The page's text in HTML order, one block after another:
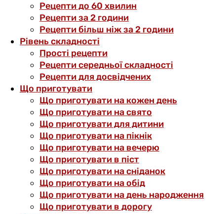
Рецепти до 60 хвилин
Рецепти за 2 години
Рецепти більш ніж за 2 години
Рівень складності
Прості рецепти
Рецепти середньої складності
Рецепти для досвідчених
Що приготувати
Що приготувати на кожен день
Що приготувати на свято
Що приготувати для дитини
Що приготувати на пікнік
Що приготувати на вечерю
Що приготувати в піст
Що приготувати на сніданок
Що приготувати на обід
Що приготувати на день народження
Що приготувати в дорогу